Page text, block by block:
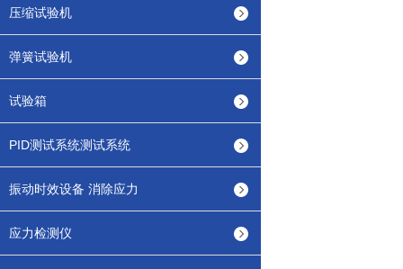
压缩试验机
弹簧试验机
试验箱
PID测试系统测试系统
振动时效设备 消除应力
应力检测仪